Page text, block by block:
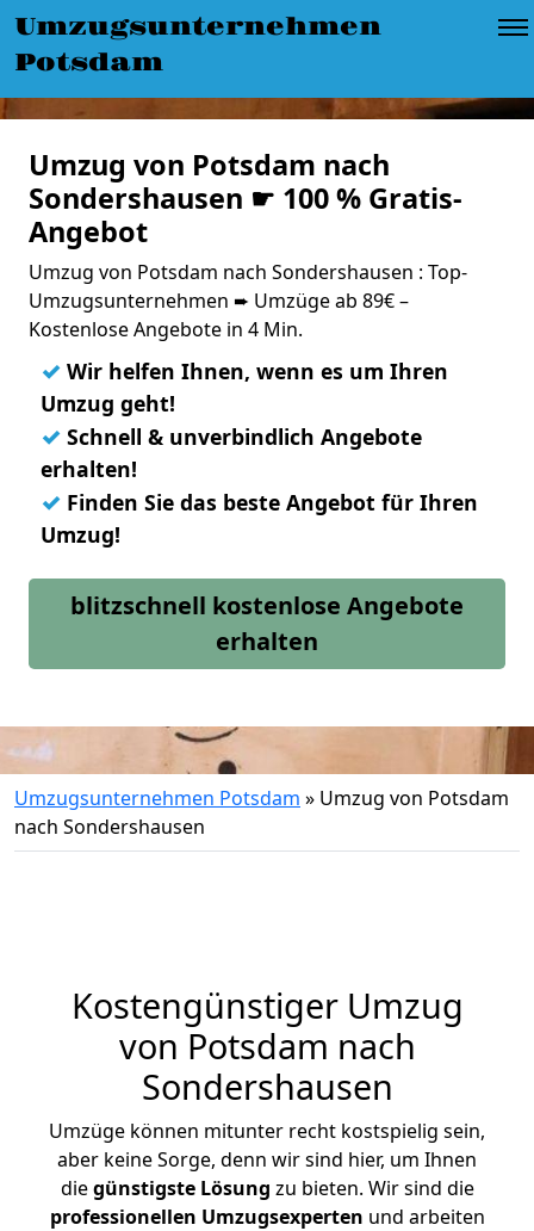
Umzugsunternehmen
Potsdam
Umzug von Potsdam nach
Sondershausen ☛ 100 % Gratis-
Angebot
Umzug von Potsdam nach Sondershausen : Top-
Umzugsunternehmen ➨ Umzüge ab 89€ –
Kostenlose Angebote in 4 Min.
✓ Wir helfen Ihnen, wenn es um Ihren
Umzug geht!
✓ Schnell & unverbindlich Angebote
erhalten!
✓ Finden Sie das beste Angebot für Ihren
Umzug!
blitzschnell kostenlose Angebote
erhalten
Umzugsunternehmen Potsdam » Umzug von Potsdam
nach Sondershausen
Kostengünstiger Umzug
von Potsdam nach
Sondershausen
Umzüge können mitunter recht kostspielig sein,
aber keine Sorge, denn wir sind hier, um Ihnen
diegünstigste Lösung zu bieten. Wir sind die
professionellen Umzugsexperten und arbeiten